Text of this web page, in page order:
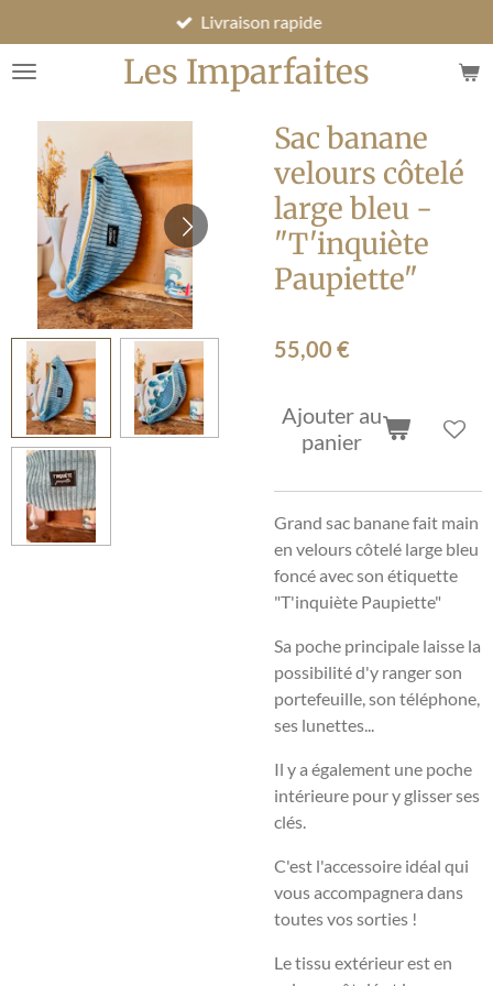
au
contenu
Les Imparfaites
Livraison rapide
Sac banane
velours côtelé
large bleu -
"T'inquiète
Paupiette"
55,00 €
Ajouter au
panier
Grand sac banane fait main
en velours côtelé large bleu
foncé avec son étiquette
"T'inquiète Paupiette"
Sa poche principale laisse la
possibilité d'y ranger son
portefeuille, son téléphone,
ses lunettes...
Il y a également une poche
intérieure pour y glisser ses
clés.
C'est l'accessoire idéal qui
vous accompagnera dans
toutes vos sorties !
Le tissu extérieur est en